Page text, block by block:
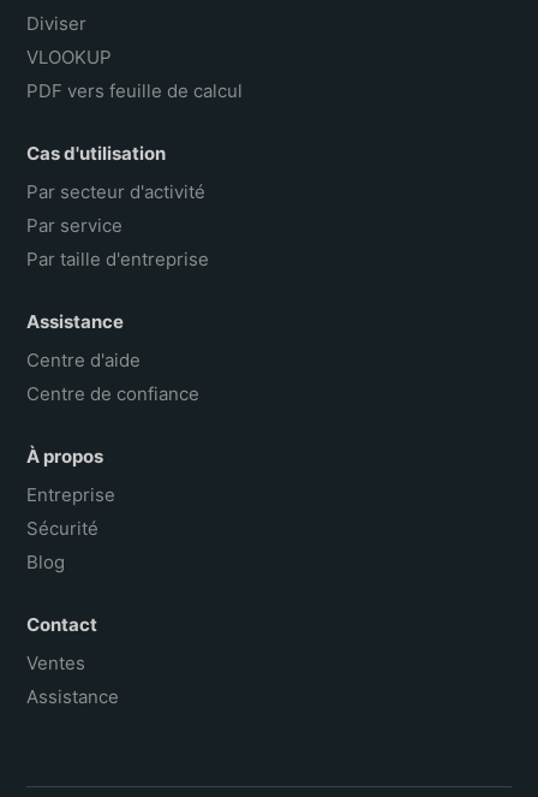
Diviser
VLOOKUP
PDF vers feuille de calcul
Cas d'utilisation
Par secteur d'activité
Par service
Par taille d'entreprise
Assistance
Centre d'aide
Centre de confiance
À propos
Entreprise
Sécurité
Blog
Contact
Ventes
Assistance